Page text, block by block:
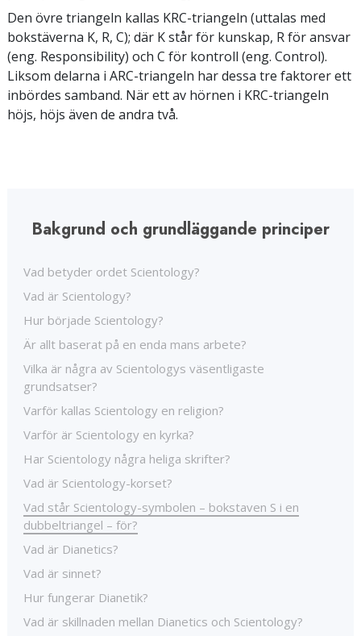
Den övre triangeln kallas KRC-triangeln (uttalas med
bokstäverna K, R, C); där K står för kunskap, R för ansvar
(eng. Responsibility) och C för kontroll (eng. Control).
Liksom delarna i ARC-triangeln har dessa tre faktorer ett
inbördes samband. När ett av hörnen i KRC-triangeln
höjs, höjs även de andra två.
Bakgrund och grundläggande principer
Vad betyder ordet Scientology?
Vad är Scientology?
Hur började Scientology?
Är allt baserat på en enda mans arbete?
Vilka är några av Scientologys väsentligaste
grundsatser?
Varför kallas Scientology en religion?
Varför är Scientology en kyrka?
Har Scientology några heliga skrifter?
Vad är Scientology-korset?
Vad står Scientology-symbolen – bokstaven S i en
dubbeltriangel – för?
Vad är Dianetics?
Vad är sinnet?
Hur fungerar Dianetik?
Vad är skillnaden mellan Dianetics och Scientology?